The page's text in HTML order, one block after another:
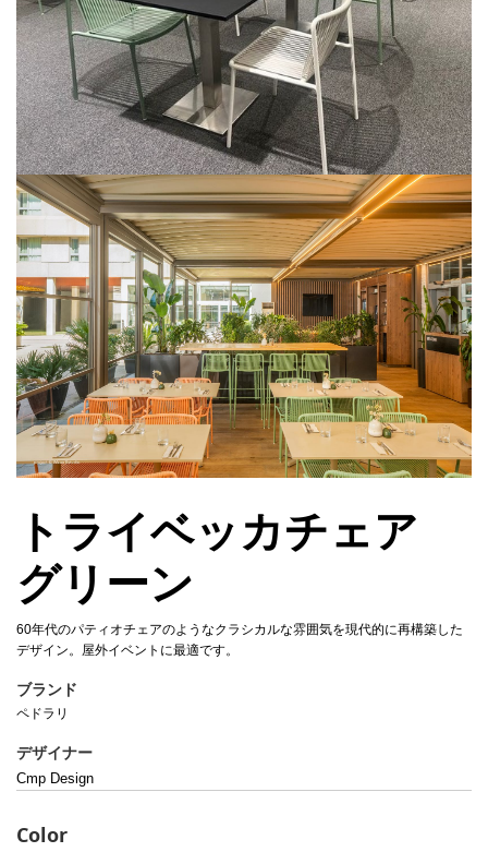
トライベッカチェア
グリーン
60年代のパティオチェアのようなクラシカルな雰囲気を現代的に再構築した
デザイン。屋外イベントに最適です。
ブランド
ペドラリ
デザイナー
Cmp Design
Color